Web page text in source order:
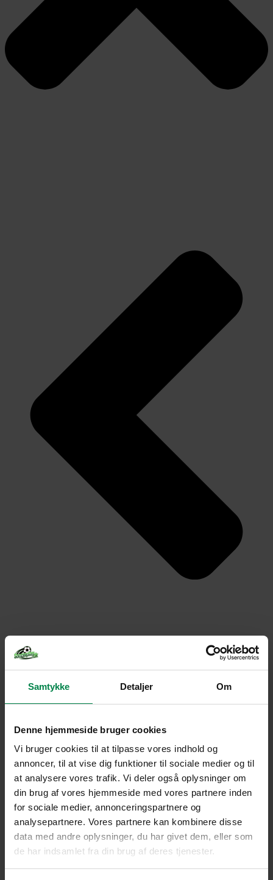
Samtykke Detaljer Om
Denne hjemmeside bruger cookies
Vi bruger cookies til at tilpasse vores indhold og
annoncer, til at vise dig funktioner til sociale medier og til
at analysere vores trafik. Vi deler også oplysninger om
din brug af vores hjemmeside med vores partnere inden
for sociale medier, annonceringspartnere og
analysepartnere. Vores partnere kan kombinere disse
data med andre oplysninger, du har givet dem, eller som
de har indsamlet fra din brug af deres tjenester.